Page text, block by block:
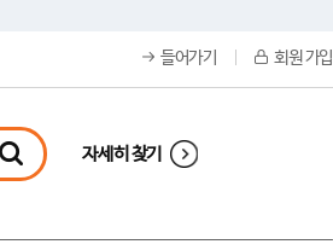
들어가기 회원 가입
자세히 찾기